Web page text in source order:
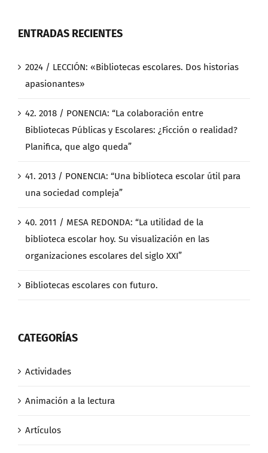
ENTRADAS RECIENTES
2024 / LECCIÓN: «Bibliotecas escolares. Dos historias
apasionantes»
42. 2018 / PONENCIA: “La colaboración entre
Bibliotecas Públicas y Escolares: ¿Ficción o realidad?
Planifica, que algo queda”
41. 2013 / PONENCIA: “Una biblioteca escolar útil para
una sociedad compleja”
40. 2011 / MESA REDONDA: “La utilidad de la
biblioteca escolar hoy. Su visualización en las
organizaciones escolares del siglo XXI”
Bibliotecas escolares con futuro.
CATEGORÍAS
Actividades
Animación a la lectura
Artículos